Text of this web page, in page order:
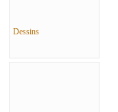
Dessins